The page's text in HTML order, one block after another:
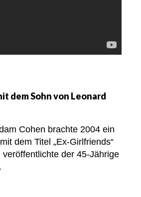
dem Sohn von Leonard
Cohen brachte 2004 ein
dem Titel „Ex-Girlfriends“
veröffentlichte der 45-Jährige